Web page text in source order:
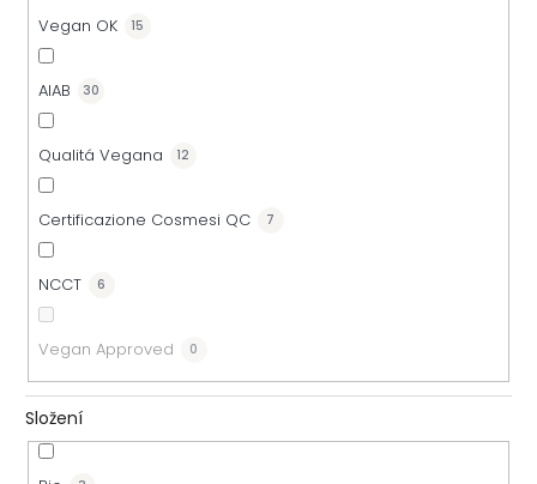
Vegan OK 15
AIAB 30
Qualitá Vegana 12
Certificazione Cosmesi QC 7
NCCT 6
Vegan Approved 0
Složení